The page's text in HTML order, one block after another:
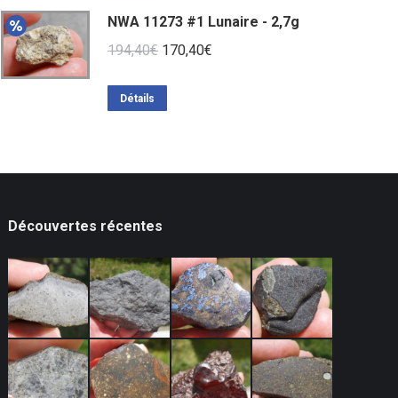
NWA 11273 #1 Lunaire - 2,7g
194,40€ Le
170,40€
Détails
Découvertes récentes